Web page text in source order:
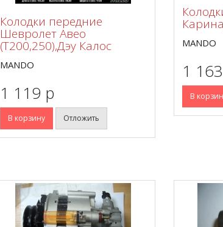
Колодки передние
Шевролет Авео
(Т200,250),Дэу Калос
MANDO
1 119 p
В корзину Отложить
MANDO
1
В